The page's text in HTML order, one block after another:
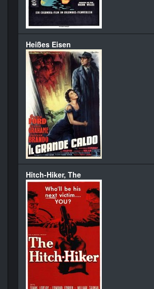
Heißes Eisen
Hitch-Hiker, The